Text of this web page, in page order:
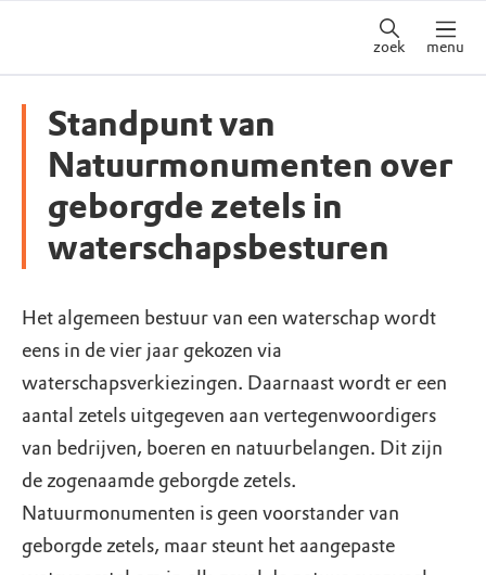
zoek menu
Standpunt van
Natuurmonumenten over
geborgde zetels in
waterschapsbesturen
Het algemeen bestuur van een waterschap wordt
eens in de vier jaar gekozen via
waterschapsverkiezingen. Daarnaast wordt er een
aantal zetels uitgegeven aan vertegenwoordigers
van bedrijven, boeren en natuurbelangen. Dit zijn
de zogenaamde geborgde zetels.
Natuurmonumenten is geen voorstander van
geborgde zetels, maar steunt het aangepaste